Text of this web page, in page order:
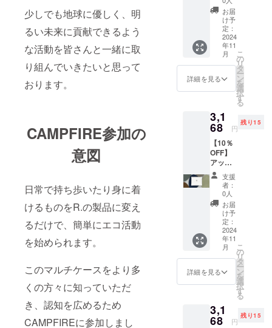
少しでも地球に優しく、明
るい未来に貢献できるよう
な活動を皆さんと一緒に取
り組んでいきたいと思って
おります。
CAMPFIRE参加の
意図
日常で持ち歩いたり身に着
けるものをR.の製品に変え
るだけで、簡単にエコ活動
を始められます。
このマルチケースをより多
くの方々に知っていただ
き、認知を広めるため
CAMPFIREに参加しまし
ラー：
ネイ
ビー ・
数量：1
点 ・サ
イズ：
約縦8 ×
横9.5 ×
材：
アップ
サイク
ルレ
ザー
（牛
革） ※
基本的
に追跡
可能な
メール
便での
発送と
なりま
す。 ※
複数の
送付先
ます。
※必ずご
使用し
たマル
チケー
ス（ブ
ラッ
ク） ●
先着45
様 /一般
販売予
定価格
の商品
を
20%OF
Fで購入
いただ
けま
す。 ＜
詳細＞
・カ
ラー：
ブラッ
ク ・数
量：1点
・サイ
ズ：約
縦8 × 横
9.5 × 厚
材：
アップ
お届
け予
定：
2024
年11
月
詳細を見る
こ
の
リ
タ
ー
ン
を
選
択
す
る
3,1
68 円
残り15
【10％
OFF】
アップ
サイク
ルレ
ザーを
使用し
たマル
チケー
ス（ホ
ワイ
ト） ●
先着15
様 /一般
販売予
定価格
の商品
を
支援
者：
0人
お届
け予
定：
2024
年11
月
詳細を見る
こ
の
リ
タ
ー
ン
を
選
択
す
る
3,1
68 円
残り15